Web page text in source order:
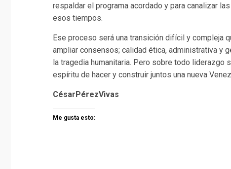
respaldar el programa acordado y para canalizar
esos tiempos.
Ese proceso será una transición difícil y compleja
ampliar consensos; calidad ética, administrativa y
la tragedia humanitaria. Pero sobre todo liderazgo
espíritu de hacer y construir juntos una nueva
CésarPérezVivas
Me gusta esto: